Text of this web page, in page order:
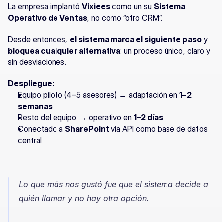
La empresa implantó Vixiees como un su Sistema
Operativo de Ventas, no como “otro CRM”.
Desde entonces, el sistema marca el siguiente paso
y
bloquea cualquier alternativa: un proceso único, claro y
sin desviaciones.
Despliegue:
Equipo piloto (4–5 asesores) → adaptación en 1–2
semanas
Resto del equipo → operativo en 1–2 días
Conectado a SharePoint vía API como base de datos
central
Lo que más nos gustó fue que el sistema decide a
quién llamar y no hay otra opción.